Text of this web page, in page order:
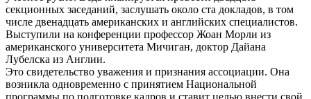
секционных заседаний, заслушать около ста докладов, в том
числе двенадцать американских и английских специалистов.
Выступили на конференции профессор Жоан Морли из
американского университета Мичиган, доктор Дайана
Лубелска из Англии.
Это свидетельство уважения и признания ассоциации. Она
возникла одновременно с принятием Национальной
программы по подготовке кадров и ставит целью внести свой